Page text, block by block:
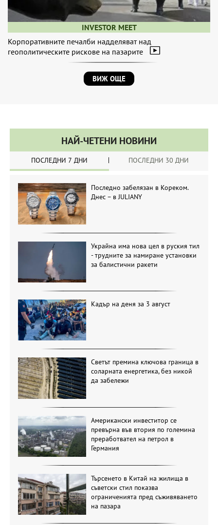
INVESTOR MEET
Корпоративните печалби надделяват над
геополитическите рискове на пазарите
ВИЖ ОЩЕ
НАЙ-ЧЕТЕНИ НОВИНИ
ПОСЛЕДНИ 7 ДНИ ПОСЛЕДНИ 30 ДНИ
Последно забелязан в Кореком.
Днес – в JULIANY
Украйна има нова цел в руския тил
- трудните за намиране установки
за балистични ракети
Кадър на деня за 3 август
Светът премина ключова граница в
соларната енергетика, без никой
да забележи
Американски инвеститор се
превърна във втория по големина
преработвател на петрол в
Германия
Търсенето в Китай на жилища в
съветски стил показва
ограниченията пред съживяването
на пазара